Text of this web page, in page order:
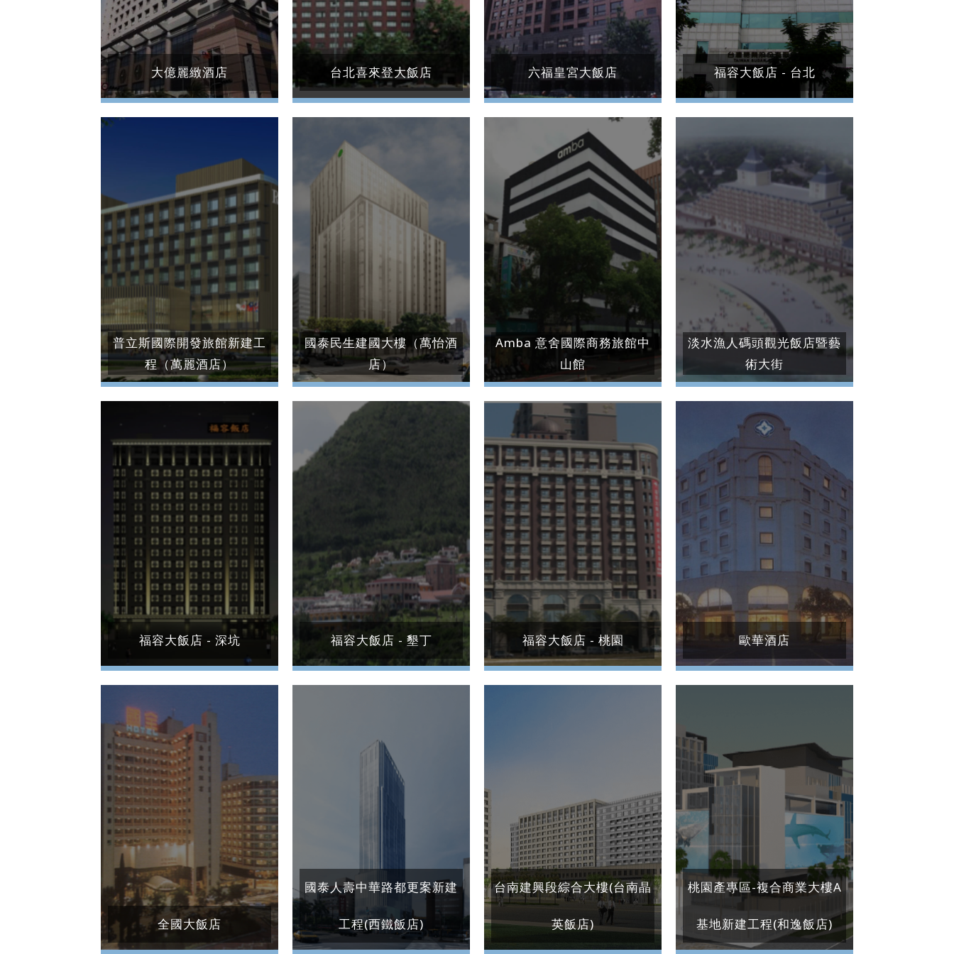
大億麗緻酒店 台北喜來登大飯店 六福皇宮大飯店 福容大飯店 - 台北
普立斯國際開發旅館新建工
程（萬麗酒店）
國泰民生建國大樓（萬怡酒
店）
Amba 意舍國際商務旅館中
山館
淡水漁人碼頭觀光飯店暨藝
術大街
福容大飯店 - 深坑 福容大飯店 - 墾丁 福容大飯店 - 桃園 歐華酒店
全國大飯店
國泰人壽中華路都更案新建
工程(西鐵飯店)
台南建興段綜合大樓(台南晶
英飯店)
桃園產專區-複合商業大樓A
基地新建工程(和逸飯店)